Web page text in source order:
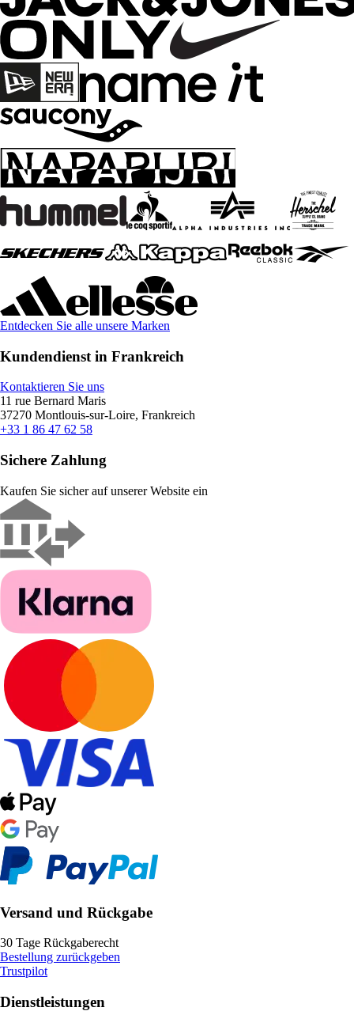
Entdecken Sie alle unsere Marken
Kundendienst in Frankreich
Kontaktieren Sie uns
11 rue Bernard Maris
37270 Montlouis-sur-Loire, Frankreich
+33 1 86 47 62 58
Sichere Zahlung
Kaufen Sie sicher auf unserer Website ein
Versand und Rückgabe
30 Tage Rückgaberecht
Bestellung zurückgeben
Trustpilot
Dienstleistungen